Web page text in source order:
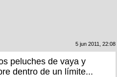
5 jun 2011, 22:08
peluches de vaya y
dentro de un límite...